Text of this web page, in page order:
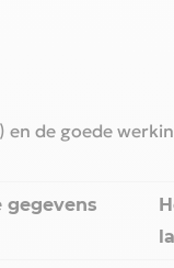
de goede
gegevens